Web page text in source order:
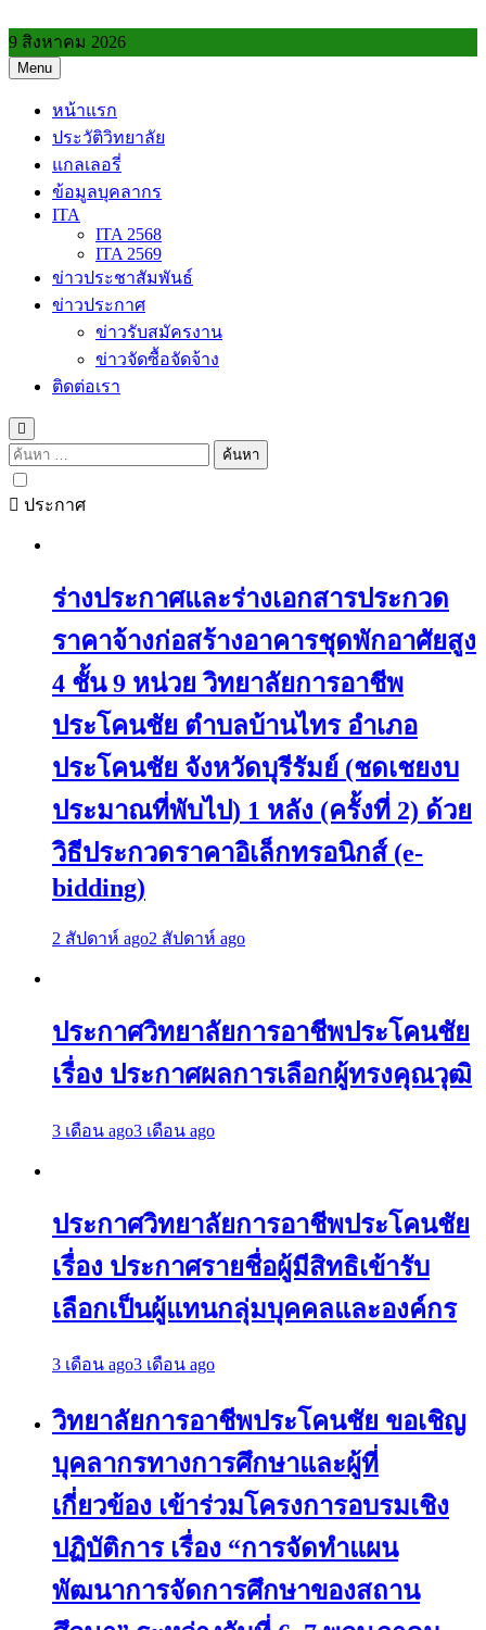
to
content
9 สิงหาคม 2026
Menu
หน้าแรก
ประวัติวิทยาลัย
แกลเลอรี่
ข้อมูลบุคลากร
ITA
ITA 2568
ITA 2569
ข่าวประชาสัมพันธ์
ข่าวประกาศ
ข่าวรับสมัครงาน
ข่าวจัดซื้อจัดจ้าง
ติดต่อเรา
ค้นหา
สำหรับ:
ประกาศ
ร่างประกาศและร่างเอกสารประกวด
ราคาจ้างก่อสร้างอาคารชุดพักอาศัยสูง
4 ชั้น 9 หน่วย วิทยาลัยการอาชีพ
ประโคนชัย ตำบลบ้านไทร อำเภอ
ประโคนชัย จังหวัดบุรีรัมย์ (ชดเชยงบ
ประมาณที่พับไป) 1 หลัง (ครั้งที่ 2) ด้วย
วิธีประกวดราคาอิเล็กทรอนิกส์ (e-
bidding)
2 สัปดาห์ ago2 สัปดาห์ ago
ประกาศวิทยาลัยการอาชีพประโคนชัย
เรื่อง ประกาศผลการเลือกผู้ทรงคุณวุฒิ
3 เดือน ago3 เดือน ago
ประกาศวิทยาลัยการอาชีพประโคนชัย
เรื่อง ประกาศรายชื่อผู้มีสิทธิเข้ารับ
เลือกเป็นผู้แทนกลุ่มบุคคลและองค์กร
3 เดือน ago3 เดือน ago
วิทยาลัยการอาชีพประโคนชัย ขอเชิญ
บุคลากรทางการศึกษาและผู้ที่
เกี่ยวข้อง เข้าร่วมโครงการอบรมเชิง
ปฏิบัติการ เรื่อง “การจัดทำแผน
พัฒนาการจัดการศึกษาของสถาน